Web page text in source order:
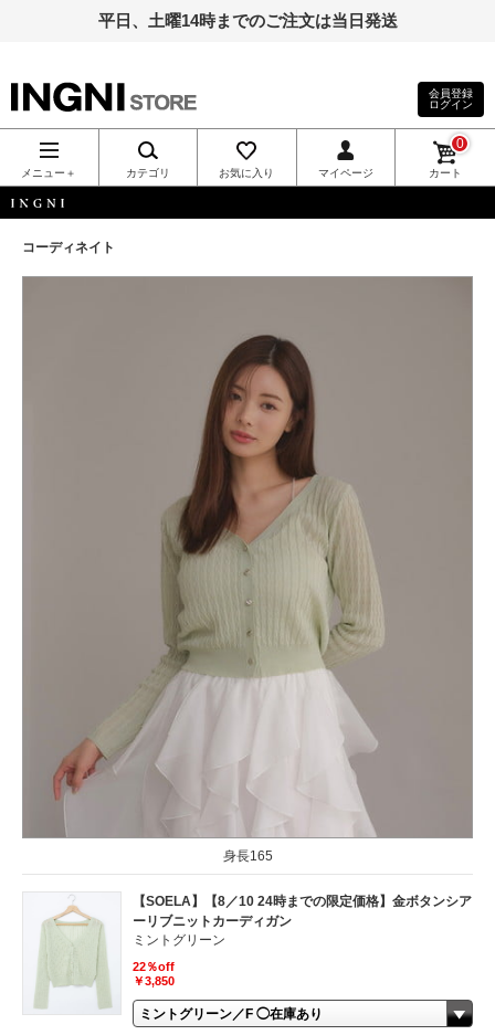
平日、土曜14時までのご注文は当日発送
INGNI（イン
グ）公式通
販｜INGNI
STORE
会員登録
ログイン
メニュー＋ カテゴリ お気に入り マイページ カート
0
コーディネイト
身長165
【SOELA】【8／10 24時までの限定価格】金ボタンシア
ーリブニットカーディガン
ミントグリーン
22％off
￥3,850